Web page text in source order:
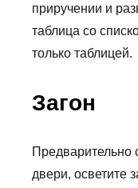
приручении и
таблица со
только таблицей.
Загон
Предварительно
двери, осветите